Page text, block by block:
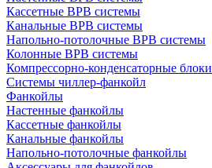
Кассетные ВРВ системы
Канальные ВРВ системы
Напольно-потолочные ВРВ системы
Колонные ВРВ системы
Компрессорно-конденсаторные блоки
Системы чиллер-фанкойл
Фанкойлы
Настенные фанкойлы
Кассетные фанкойлы
Канальные фанкойлы
Напольно-потолочные фанкойлы